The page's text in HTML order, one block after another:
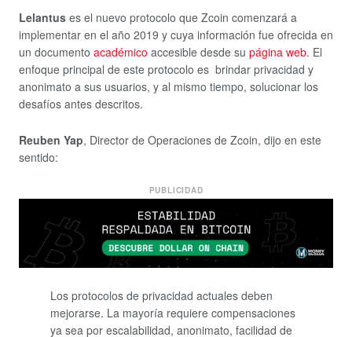
Lelantus es el nuevo protocolo que Zcoin comenzará a
implementar en el año 2019 y cuya información fue ofrecida en
un documento académico accesible desde su página web. El
enfoque principal de este protocolo es brindar privacidad y
anonimato a sus usuarios, y al mismo tiempo, solucionar los
desafíos antes descritos.
Reuben Yap, Director de Operaciones de Zcoin, dijo en este
sentido:
PUBLICIDAD
Los protocolos de privacidad actuales deben
mejorarse. La mayoría requiere compensaciones
ya sea por escalabilidad, anonimato, facilidad de